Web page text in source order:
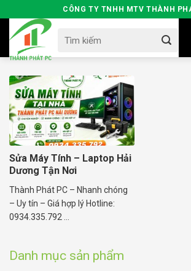
to
content
CÔNG TY TNHH MTV THÀNH
for:
Danh mục sản phẩm
Sửa Máy Tính – Laptop Hải
Dương Tận Nơi
Thành Phát PC – Nhanh chóng
– Uy tín – Giá hợp lý Hotline:
0934.335.792 ...